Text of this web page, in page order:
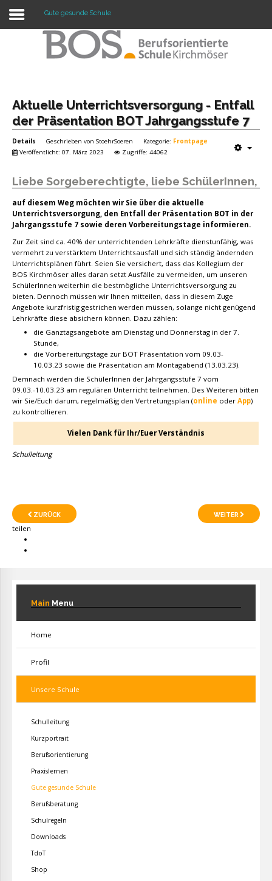
Warning: "continue" targeting switch is equivalent
Home
Profil
Unsere Schule
Unterricht
Termine
Mitwirkung
Kontakt
Gute gesunde Schule
Aktuelle Unterrichtsversorgung - Entfall
der Präsentation BOT Jahrgangsstufe 7
Details Geschrieben von StoehrSoeren Kategorie: Frontpage
Veröffentlicht: 07. März 2023
Zugriffe: 44062
Liebe Sorgeberechtigte, liebe SchülerInnen,
auf diesem Weg möchten wir Sie über die aktuelle
Unterrichtsversorgung, den Entfall der Präsentation BOT in der
Jahrgangsstufe 7 sowie deren Vorbereitungstage informieren.
Zur Zeit sind ca. 40% der unterrichtenden Lehrkräfte dienstunfähig, was
vermehrt zu verstärktem Unterrichtsausfall und sich ständig ändernden
Unterrichtsplänen führt. Seien Sie versichert, dass das Kollegium der
BOS Kirchmöser alles daran setzt Ausfälle zu vermeiden, um unseren
SchülerInnen weiterhin die bestmögliche Unterrichtsversorgung zu
bieten. Dennoch müssen wir Ihnen mitteilen, dass in diesem Zuge
Angebote kurzfristig gestrichen werden müssen, solange nicht genügend
Lehrkräfte diese absichern können. Dazu zählen:
die Ganztagsangebote am Dienstag und Donnerstag in der 7.
Stunde,
die Vorbereitungstage zur BOT Präsentation vom 09.03-
10.03.23 sowie die Präsentation am Montagabend (13.03.23).
Demnach werden die SchülerInnen der Jahrgangsstufe 7 vom
09.03.-10.03.23 am regulären Unterricht teilnehmen. Des Weiteren bitten
wir Sie/Euch darum, regelmäßig den Vertretungsplan (online oder App)
zu kontrollieren.
Vielen Dank für Ihr/Euer Verständnis
Schulleitung
ZURÜCK WEITER
teilen
Main Menu
Home
Profil
Unsere Schule
Schulleitung
Kurzportrait
Berufsorientierung
Praxislernen
Gute gesunde Schule
Berufsberatung
Schulregeln
Downloads
TdoT
Shop